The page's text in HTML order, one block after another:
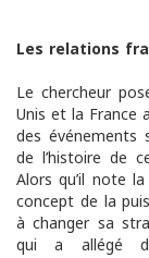
Les relations
Le chercheur
Unis et la France
des
de l’histoire de
Alors qu’il note
concept de la
à changer sa
qui a allégé